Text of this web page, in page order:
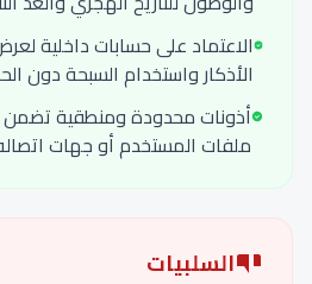
الاعتماد على حسابات داخلية
الأذكار واستخدام السبحة دون
أذونات محدودة ومنطقية
ملفات المستخدم أو جهات
السلبيات